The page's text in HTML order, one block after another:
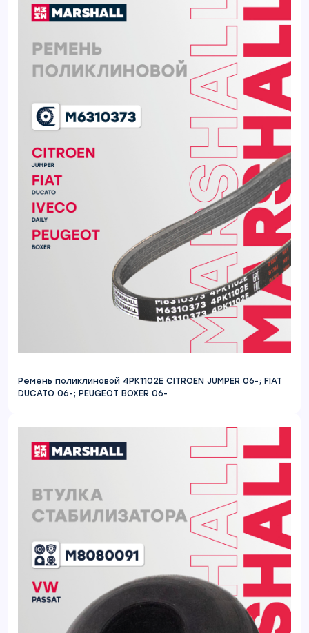
Ремень поликлиновой 4PK1102E CITROEN JUMPER 06-; FIAT
DUCATO 06-; PEUGEOT BOXER 06-